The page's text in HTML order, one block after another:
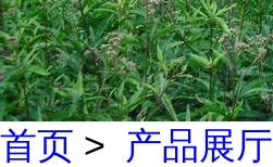
首页 > 产品展厅